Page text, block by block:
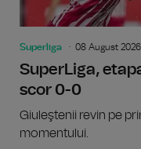
Superliga 08 August
SuperLiga,
scor 0-0
Giuleştenii revin pe
momentului.